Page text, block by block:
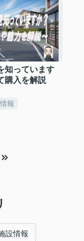
知っています
購入を解説
報
設情報